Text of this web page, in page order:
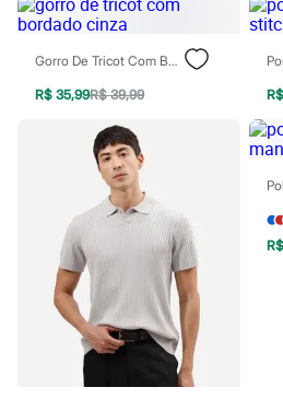
Bijoux
Cintos
Óculos
Calçados
Rasteirinhas
Marcas
Clock House
Mindset
Sawary
Yessica
Moda esportiva
Acessórios
Gorro De Tricot Com Bordado Cinza
R$ 35,99R$ 39,99